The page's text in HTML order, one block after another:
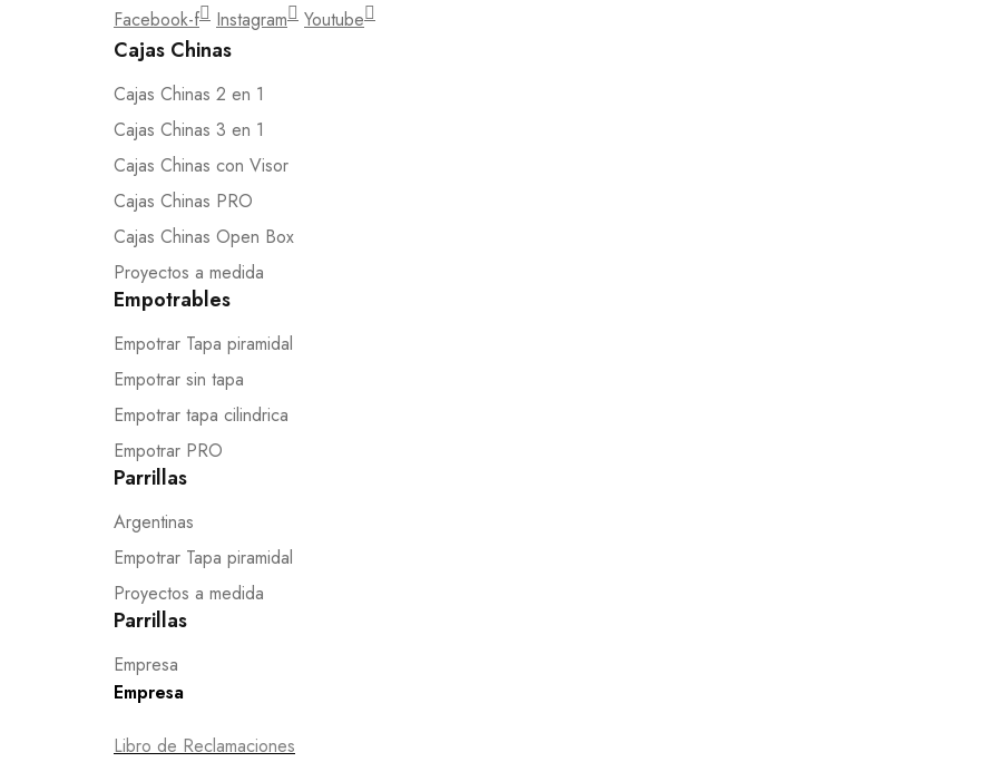
Facebook-f Instagram Youtube
Cajas Chinas
Cajas Chinas 2 en 1
Cajas Chinas 3 en 1
Cajas Chinas con Visor
Cajas Chinas PRO
Cajas Chinas Open Box
Proyectos a medida
Empotrables
Empotrar Tapa piramidal
Empotrar sin tapa
Empotrar tapa cilindrica
Empotrar PRO
Parrillas
Argentinas
Empotrar Tapa piramidal
Proyectos a medida
Parrillas
Empresa
Empresa
Libro de Reclamaciones